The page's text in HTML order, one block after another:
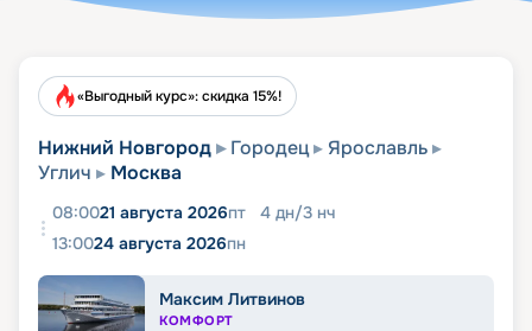
«Выгодный курс»: скидка 15%!
Нижний Новгород Городец
Ярославль
Углич
Москва
08:0021 августа 2026пт 4 дн/3 нч
13:0024 августа 2026пн
Максим Литвинов
КОМФОРТ